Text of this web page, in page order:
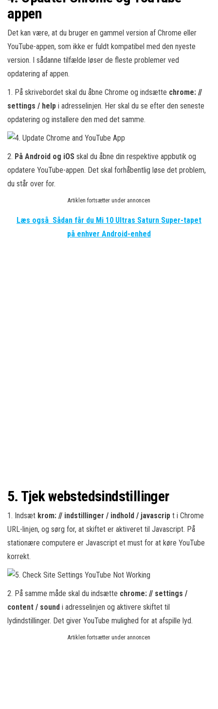
appen
Det kan være, at du bruger en gammel version af Chrome eller
YouTube-appen, som ikke er fuldt kompatibel med den nyeste
version. I sådanne tilfælde løser de fleste problemer ved
opdatering af appen.
1. På skrivebordet skal du åbne Chrome og indsætte chrome: //
settings / help i adresselinjen. Her skal du se efter den seneste
opdatering og installere den med det samme.
2. På Android og iOS skal du åbne din respektive appbutik og
opdatere YouTube-appen. Det skal forhåbentlig løse det problem,
du står over for.
Artiklen fortsætter under annoncen
Læs også Sådan får du Mi 10 Ultras Saturn Super-tapet
på enhver Android-enhed
5. Tjek webstedsindstillinger
1. Indsæt krom: // indstillinger / indhold / javascrip t i Chrome
URL-linjen, og sørg for, at skiftet er aktiveret til Javascript. På
stationære computere er Javascript et must for at køre YouTube
korrekt.
2. På samme måde skal du indsætte chrome: // settings /
content / sound i adresselinjen og aktivere skiftet til
lydindstillinger. Det giver YouTube mulighed for at afspille lyd.
Artiklen fortsætter under annoncen